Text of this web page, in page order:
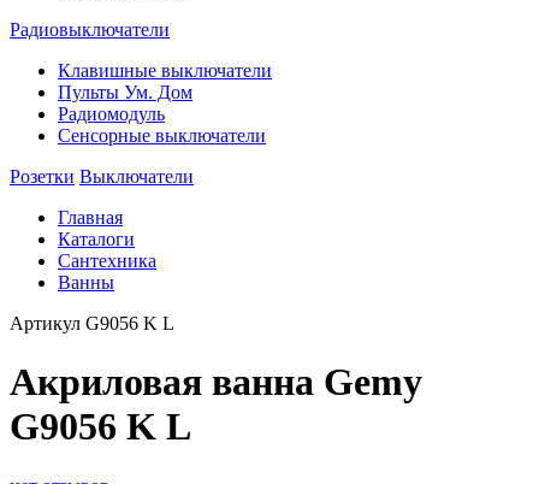
Радиовыключатели
Клавишные выключатели
Пульты Ум. Дом
Радиомодуль
Сенсорные выключатели
Розетки Выключатели
Главная
Каталоги
Сантехника
Ванны
Артикул G9056 K L
Акриловая ванна Gemy
G9056 K L